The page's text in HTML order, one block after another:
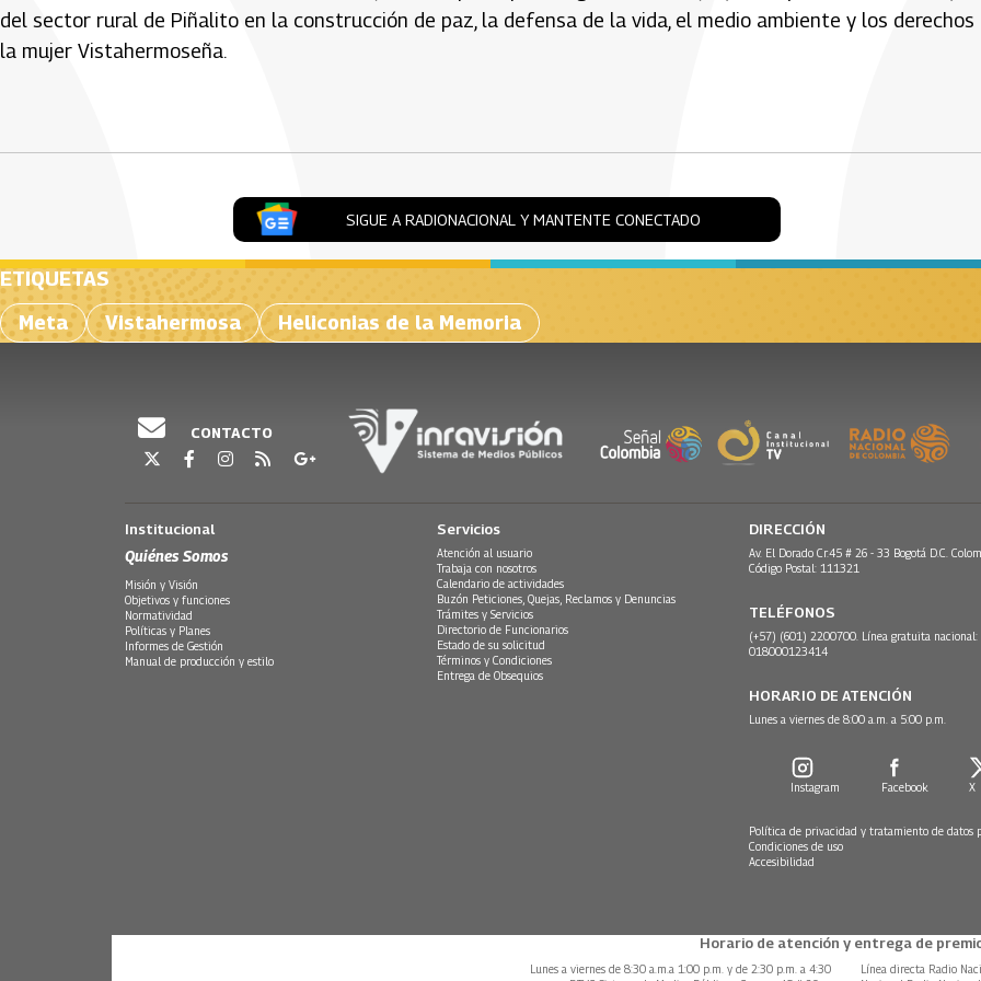
del sector rural de Piñalito en la construcción de paz, la defensa de la vida, el medio ambiente y los derechos
la mujer Vistahermoseña.
SIGUE A RADIONACIONAL Y MANTENTE CONECTADO
ETIQUETAS
Meta
Vistahermosa Heliconias de la Memoria
CONTACTO
Institucional
Quiénes Somos
Misión y Visión
Objetivos y funciones
Normatividad
Políticas y Planes
Informes de Gestión
Manual de producción y estilo
Servicios
Atención al usuario
Trabaja con nosotros
Calendario de actividades
Buzón Peticiones, Quejas, Reclamos y Denuncias
Trámites y Servicios
Directorio de Funcionarios
Estado de su solicitud
Términos y Condiciones
Entrega de Obsequios
DIRECCIÓN
Av. El Dorado Cr.45 # 26 - 33 Bogotá D.C.
Código Postal: 111321
TELÉFONOS
(+57) (601) 2200700. Línea gratuita nacional:
018000123414
HORARIO DE ATENCIÓN
Lunes a viernes de 8:00 a.m. a 5:00 p.m.
Instagram Facebook X
Política de privacidad y tratamiento de datos
Condiciones de uso
Accesibilidad
Horario de atención y entrega de
Lunes a viernes de 8:30 a.m.a 1:00 p.m. y de 2:30 p.m. a 4:30
Línea directa Radio